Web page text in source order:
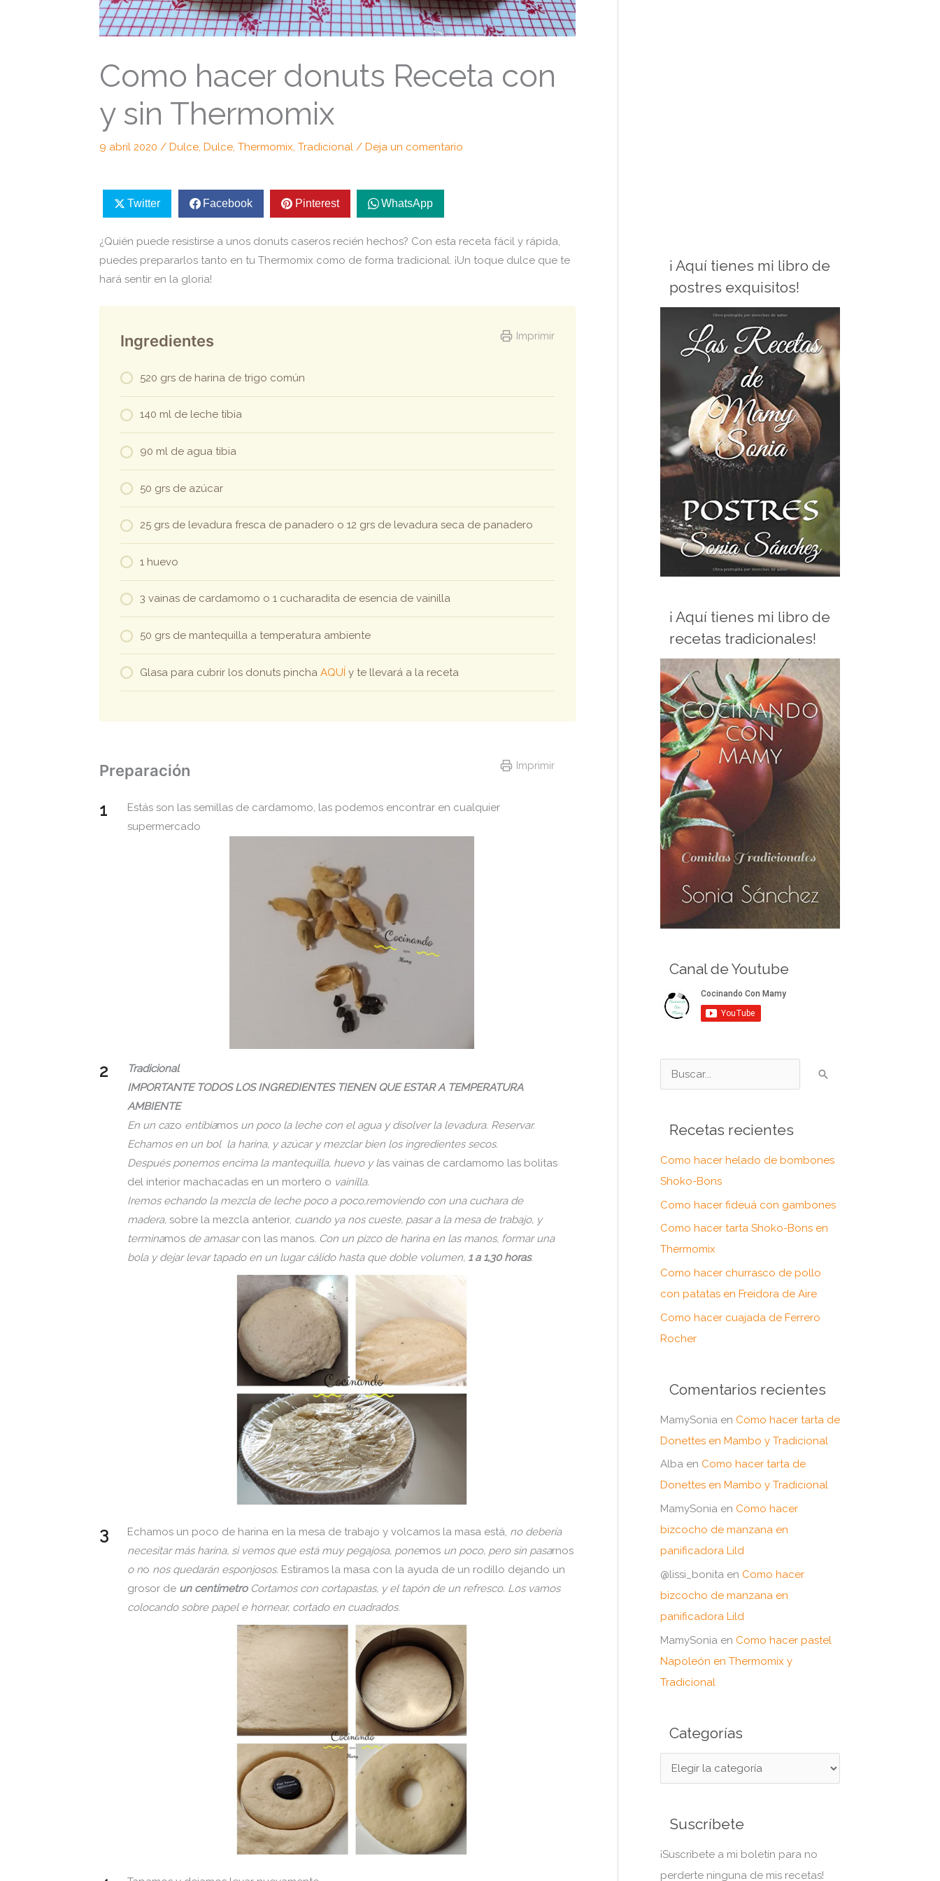
Como hacer donuts Receta con
y sin Thermomix
9 abril 2020 / Dulce Dulce Thermomix Tradicional / Deja un comentario
Twitter Facebook Pinterest WhatsApp
¿Quién puede resistirse a unos donuts caseros recién hechos? Con esta receta fácil y rápida,
puedes prepararlos tanto en tu Thermomix como de forma tradicional. ¡Un toque dulce que te
hará sentir en la gloria!
Imprimir
Ingredientes
520 grs de harina de trigo común
140 ml de leche tibia
90 ml de agua tibia
50 grs de azúcar
25 grs de levadura fresca de panadero o 12 grs de levadura seca de panadero
1 huevo
3 vainas de cardamomo o 1 cucharadita de esencia de vainilla
50 grs de mantequilla a temperatura ambiente
Glasa para cubrir los donuts pincha AQUÍ y te llevará a la receta
Imprimir
Preparación
Estás son las semillas de cardamomo, las podemos encontrar en cualquier
supermercado
Tradicional
IMPORTANTE TODOS LOS INGREDIENTES TIENEN QUE ESTAR A TEMPERATURA
AMBIENTE
En un cazo entibiamos un poco la leche con el agua y disolver la levadura. Reservar.
Echamos en un bol la harina, y azúcar y mezclar bien los ingredientes secos.
Después ponemos encima la mantequilla, huevo y las vainas de cardamomo las bolitas
del interior machacadas en un mortero o vainilla.
Iremos echando la mezcla de leche poco a poco,removiendo con una cuchara de
madera, sobre la mezcla anterior, cuando ya nos cueste, pasar a la mesa de trabajo, y
terminamos de amasarcon las manos. Con un pizco de harina en las manos, formar una
bola y dejar levar tapado en un lugar cálido hasta que doble volumen, 1 a 1,30 horas.
Echamos un poco de harina en la mesa de trabajo y volcamos la masa está, no debería
necesitar más harina, si vemos que está muy pegajosa, ponemos un poco, pero sin pasarnos
o no nos quedarán esponjosos. Estiramos la masa con la ayuda de un rodillo dejando un
grosor de un centímetro Cortamos con cortapastas, y el tapón de un refresco. Los vamos
colocando sobre papel e hornear, cortado en cuadrados.
¡ Aquí tienes mi libro de
postres exquisitos!
¡ Aquí tienes mi libro de
recetas tradicionales!
Canal de Youtube
u
Recetas recientes
Como hacer helado de bombones
Shoko-Bons
Como hacer fideuá con gambones
Como hacer tarta Shoko-Bons en
Thermomix
Como hacer churrasco de pollo
con patatas en Freidora de Aire
Como hacer cuajada de Ferrero
Rocher
Comentarios recientes
MamySonia en Como hacer tarta de
Donettes en Mambo y Tradicional
Alba en Como hacer tarta de
Donettes en Mambo y Tradicional
MamySonia en Como hacer
bizcocho de manzana en
panificadora Lild
@lissi_bonita en Como hacer
bizcocho de manzana en
panificadora Lild
MamySonia en Como hacer pastel
Napoleón en Thermomix y
Tradicional
Categorías
a
Suscríbete
¡Suscribete a mi boletín para no
perderte ninguna de mis recetas!